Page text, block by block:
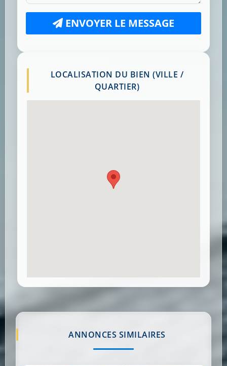
ENVOYER LE MESSAGE
LOCALISATION DU BIEN (VILLE /
QUARTIER)
ANNONCES SIMILAIRES